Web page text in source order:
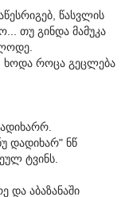
წასვლის
თუ გინდა მამუკა
ხოდა როცა გეცლება
დადიხარ" ნწ
ტვინს.
და აბაზანაში